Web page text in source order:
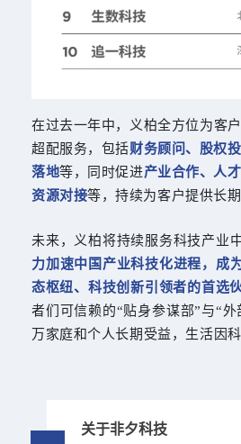
在过去一年中，义柏全方位为客
超配服务，包括财务顾问、股权
落地等，同时促进产业合作、人
资源对接等，持续为客户提供长
未来，义柏将持续服务科技产业
力加速中国产业科技化进程，成
态枢纽、科技创新引领者的首选
者们可信赖的“贴身参谋部”与“
万家庭和个人长期受益，生活因
关于非夕科技